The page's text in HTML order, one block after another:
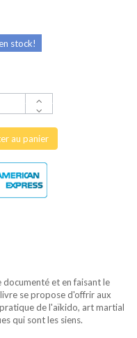
stock!
au panier
documenté et en faisant le
se propose d'offrir aux
de l'aïkido, art martial
qui sont les siens.